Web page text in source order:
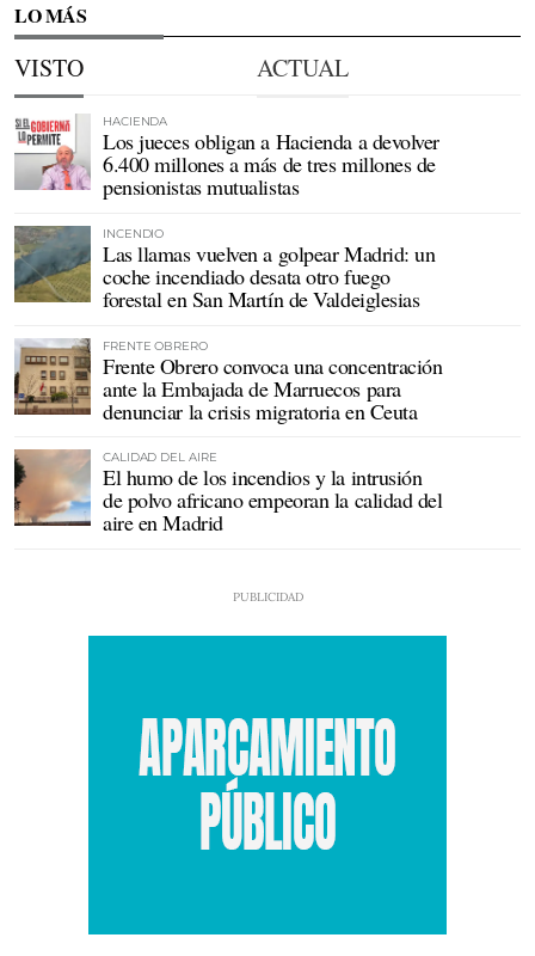
LO MÁS
VISTO ACTUAL
HACIENDA
Los jueces obligan a Hacienda a devolver
6.400 millones a más de tres millones de
pensionistas mutualistas
INCENDIO
Las llamas vuelven a golpear Madrid: un
coche incendiado desata otro fuego
forestal en San Martín de Valdeiglesias
FRENTE OBRERO
Frente Obrero convoca una concentración
ante la Embajada de Marruecos para
denunciar la crisis migratoria en Ceuta
CALIDAD DEL AIRE
El humo de los incendios y la intrusión
de polvo africano empeoran la calidad del
aire en Madrid